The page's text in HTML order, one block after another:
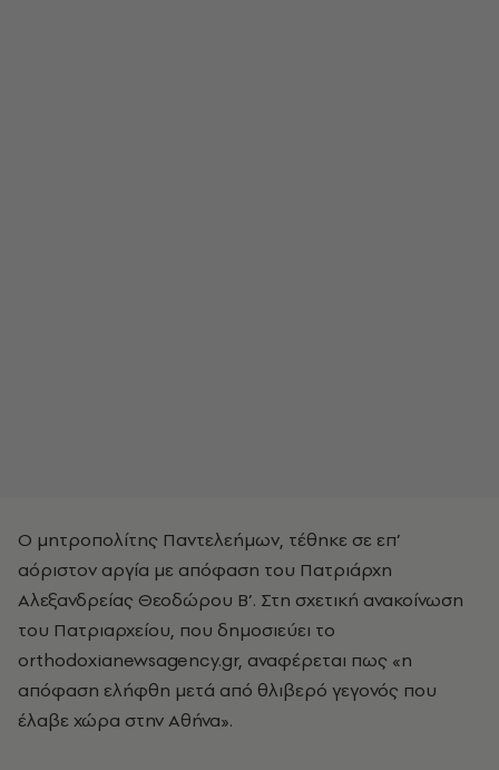
Ο μητροπολίτης Παντελεήμων, τέθηκε σε επ’
αόριστον αργία με απόφαση του Πατριάρχη
Αλεξανδρείας Θεοδώρου Β’. Στη σχετική ανακοίνωση
του Πατριαρχείου, που δημοσιεύει το
orthodoxianewsagency.gr, αναφέρεται πως «η
απόφαση ελήφθη μετά από θλιβερό γεγονός που
έλαβε χώρα στην Αθήνα».